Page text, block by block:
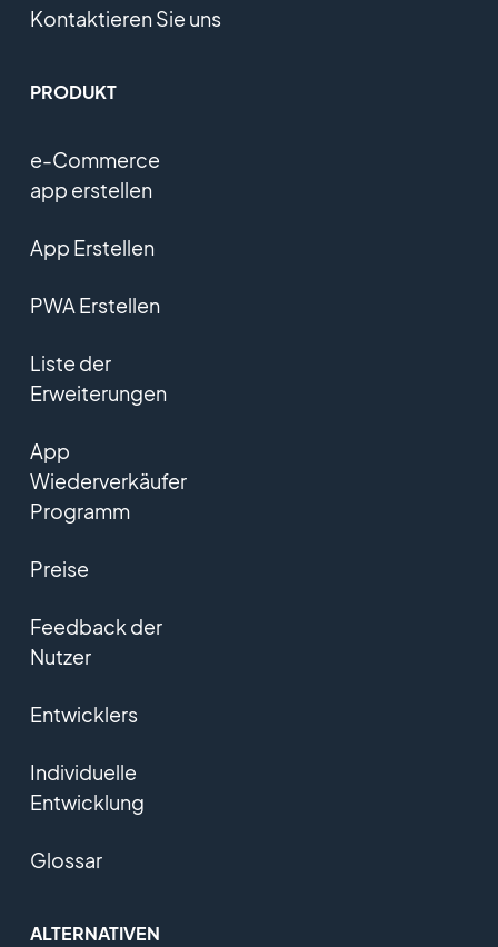
Kontaktieren Sie uns
PRODUKT
e-Commerce
app erstellen
App Erstellen
PWA Erstellen
Liste der
Erweiterungen
App
Wiederverkäufer
Programm
Preise
Feedback der
Nutzer
Entwicklers
Individuelle
Entwicklung
Glossar
ALTERNATIVEN